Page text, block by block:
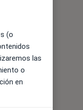
(o
las
o
en